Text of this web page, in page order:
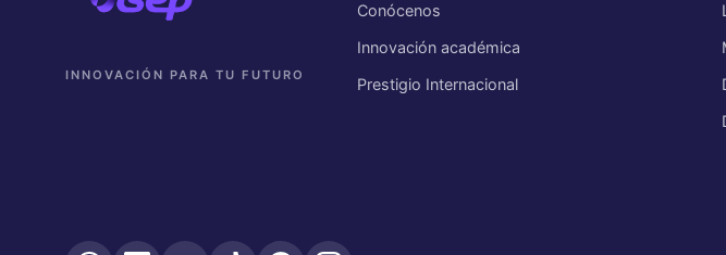
INNOVACIÓN PARA TU FUTURO
Conócenos
Innovación académica
Prestigio Internacional